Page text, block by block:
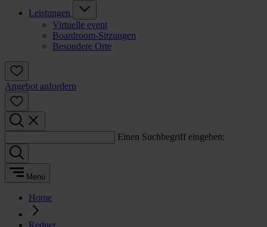
Leistungen
Virtuelle event
Boardroom-Sitzungen
Besondere Orte
Angebot anfordern
Einen Suchbegriff eingeben:
Menü
Home
Redner